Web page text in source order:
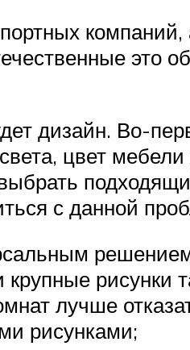
компаний,
это
дизайн. Во-
цвет мебели
с данной
рисунки
лучше
рисунками;